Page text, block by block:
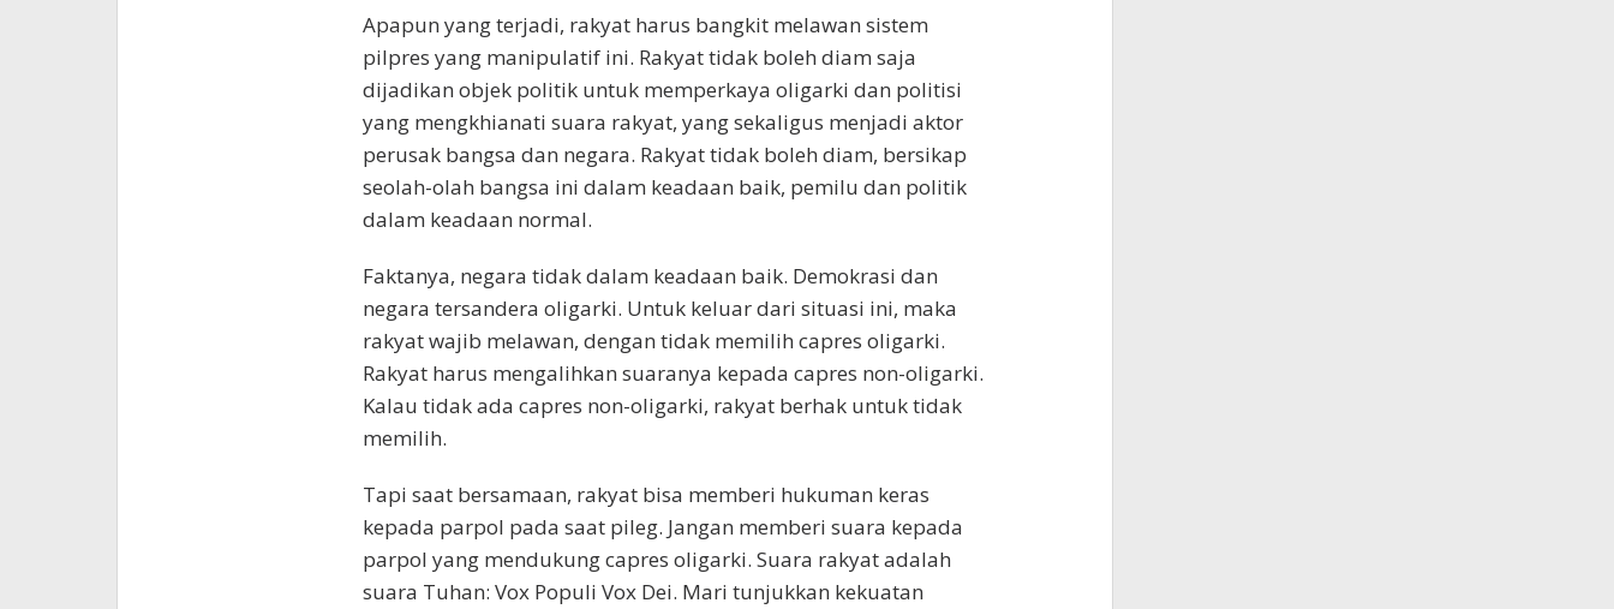
Apapun yang terjadi, rakyat harus bangkit melawan sistem
pilpres yang manipulatif ini. Rakyat tidak boleh diam saja
dijadikan objek politik untuk memperkaya oligarki dan politisi
yang mengkhianati suara rakyat, yang sekaligus menjadi aktor
perusak bangsa dan negara. Rakyat tidak boleh diam, bersikap
seolah-olah bangsa ini dalam keadaan baik, pemilu dan politik
dalam keadaan normal.
Faktanya, negara tidak dalam keadaan baik. Demokrasi dan
negara tersandera oligarki. Untuk keluar dari situasi ini, maka
rakyat wajib melawan, dengan tidak memilih capres oligarki.
Rakyat harus mengalihkan suaranya kepada capres non-oligarki.
Kalau tidak ada capres non-oligarki, rakyat berhak untuk tidak
memilih.
Tapi saat bersamaan, rakyat bisa memberi hukuman keras
kepada parpol pada saat pileg. Jangan memberi suara kepada
parpol yang mendukung capres oligarki. Suara rakyat adalah
suara Tuhan: Vox Populi Vox Dei. Mari tunjukkan kekuatan